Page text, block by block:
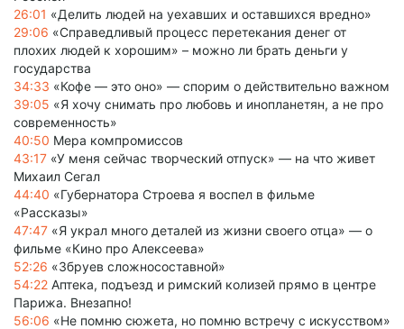
26:01 «Делить людей на уехавших и оставшихся вредно»
29:06 «Справедливый процесс перетекания денег от
плохих людей к хорошим» – можно ли брать деньги у
государства
34:33 «Кофе — это оно» — спорим о действительно важном
39:05 «Я хочу снимать про любовь и инопланетян, а не про
современность»
40:50 Мера компромиссов
43:17 «У меня сейчас творческий отпуск» — на что живет
Михаил Сегал
44:40 «Губернатора Строева я воспел в фильме
«Рассказы»
47:47 «Я украл много деталей из жизни своего отца» — о
фильме «Кино про Алексеева»
52:26 «Збруев сложносоставной»
54:22 Аптека, подъезд и римский колизей прямо в центре
Парижа. Внезапно!
56:06 «Не помню сюжета, но помню встречу с искусством»